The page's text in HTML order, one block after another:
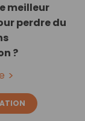
meilleur
perdre du
?